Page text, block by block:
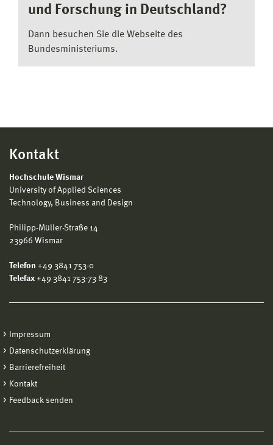
und Forschung in Deutschland?
Dann besuchen Sie die Webseite des
Bundesministeriums.
Kontakt
Hochschule Wismar
University of Applied Sciences
Technology, Business and Design
Philipp-Müller-Straße 14
23966 Wismar
Telefon +49 3841 753-0
Telefax +49 3841 753-73 83
Impressum
Datenschutzerklärung
Barrierefreiheit
Kontakt
Feedback senden